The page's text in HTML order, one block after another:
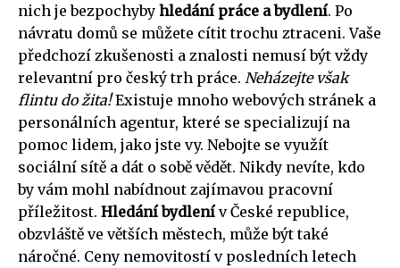
nich je bezpochyby hledání práce a bydlení. Po
návratu domů se můžete cítit trochu ztraceni. Vaše
předchozí zkušenosti a znalosti nemusí být vždy
relevantní pro český trh práce. Neházejte však
flintu do žita!Existuje mnoho webových stránek a
personálních agentur, které se specializují na
pomoc lidem, jako jste vy. Nebojte se využít
sociální sítě a dát o sobě vědět. Nikdy nevíte, kdo
by vám mohl nabídnout zajímavou pracovní
příležitost. Hledání bydlenív České republice,
obzvláště ve větších městech, může být také
náročné. Ceny nemovitostí v posledních letech